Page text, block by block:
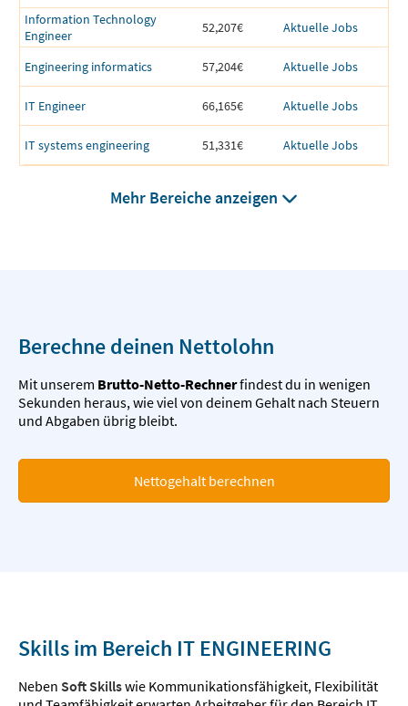
Information Technology
Engineer
52,207€ Aktuelle Jobs
Engineering informatics 57,204€ Aktuelle Jobs
IT Engineer 66,165€ Aktuelle Jobs
IT systems engineering 51,331€ Aktuelle Jobs
Mehr Bereiche anzeigen
Berechne deinen Nettolohn
Mit unserem Brutto-Netto-Rechnerfindest du in wenigen
Sekunden heraus, wie viel von deinem Gehalt nach Steuern
und Abgaben übrig bleibt.
Nettogehalt berechnen
Skills im Bereich IT ENGINEERING
Neben Soft Skillswie Kommunikationsfähigkeit, Flexibilität